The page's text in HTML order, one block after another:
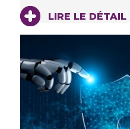
LIRE LE DÉTAIL